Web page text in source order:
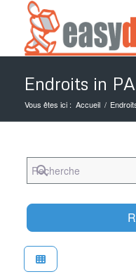
Endroits in
Vous êtes ici : Accueil /
Recherche
Easydem